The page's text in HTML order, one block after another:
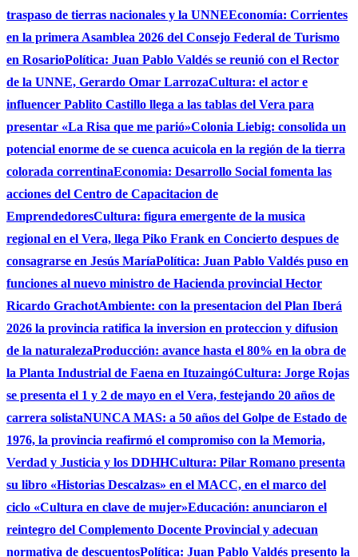
traspaso de tierras nacionales y la UNNEEconomía: Corrientes
en la primera Asamblea 2026 del Consejo Federal de Turismo
en RosarioPolítica: Juan Pablo Valdés se reunió con el Rector
de la UNNE, Gerardo Omar LarrozaCultura: el actor e
influencer Pablito Castillo llega a las tablas del Vera para
presentar «La Risa que me parió»Colonia Liebig: consolida un
potencial enorme de se cuenca acuicola en la región de la tierra
colorada correntinaEconomia: Desarrollo Social fomenta las
acciones del Centro de Capacitacion de
EmprendedoresCultura: figura emergente de la musica
regional en el Vera, llega Piko Frank en Concierto despues de
consagrarse en Jesús MaríaPolítica: Juan Pablo Valdés puso en
funciones al nuevo ministro de Hacienda provincial Hector
Ricardo GrachotAmbiente: con la presentacion del Plan Iberá
2026 la provincia ratifica la inversion en proteccion y difusion
de la naturalezaProducción: avance hasta el 80% en la obra de
la Planta Industrial de Faena en ItuzaingóCultura: Jorge Rojas
se presenta el 1 y 2 de mayo en el Vera, festejando 20 años de
carrera solistaNUNCA MAS: a 50 años del Golpe de Estado de
1976, la provincia reafirmó el compromiso con la Memoria,
Verdad y Justicia y los DDHHCultura: Pilar Romano presenta
su libro «Historias Descalzas» en el MACC, en el marco del
ciclo «Cultura en clave de mujer»Educación: anunciaron el
reintegro del Complemento Docente Provincial y adecuan
normativa de descuentosPolítica: Juan Pablo Valdés presento la